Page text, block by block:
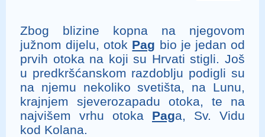
Zbog blizine kopna na njegovom
južnom dijelu, otok Pag bio je jedan od
prvih otoka na koji su Hrvati stigli. Još
u predkršćanskom razdoblju podigli su
na njemu nekoliko svetišta, na Lunu,
krajnjem sjeverozapadu otoka, te na
najvišem vrhu otoka Paga, Sv. Vidu
kod Kolana.